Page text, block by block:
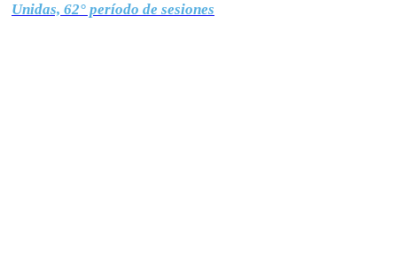
Unidas, 62° período de sesiones